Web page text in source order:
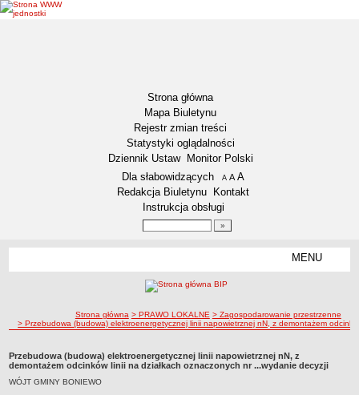
Strona główna
Mapa Biuletynu
Rejestr zmian treści
Statystyki oglądalności
Dziennik Ustaw
Monitor Polski
Menu dodatkowe
Dla słabowidzących A pomniejsz czcionkę
A standardowy rozmiar czcionki
A
Redakcja Biuletynu
Kontakt
Instrukcja obsługi
MENU
Lokalizacja
Zadania publiczne
Związki i stowarzyszenia
ścieżka nawigacji
Strona główna > PRAWO LOKALNE > Zagospodarowanie przestrzenne
> Przebudowa (budowa) elektroenergetycznej linii napowietrznej nN, z demontażem
Przebudowa (budowa) elektroenergetycznej linii napowietrznej nN, z
demontażem odcinków linii na działkach oznaczonych nr ...wydanie decyzji
WÓJT GMINY BONIEWO